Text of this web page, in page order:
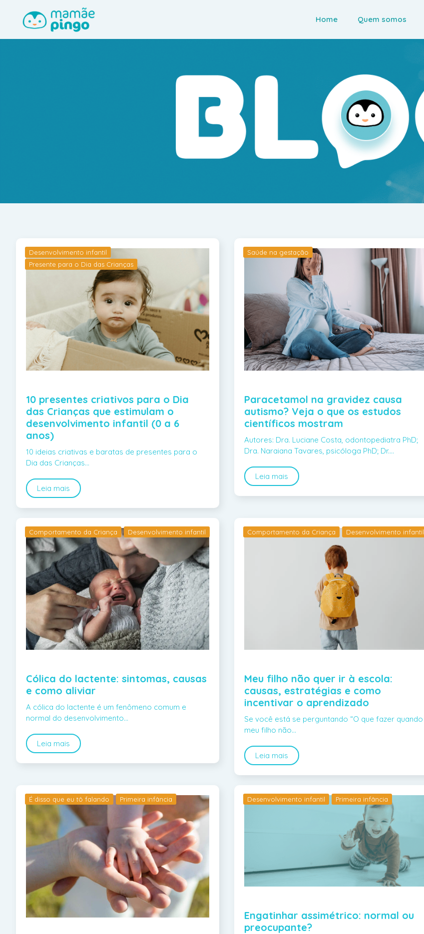
Home Quem somos
Desenvolvimento infantil
Presente para o Dia das Crianças
10 presentes criativos para o Dia
das Crianças que estimulam o
desenvolvimento infantil (0 a 6
anos)
10 ideias criativas e baratas de presentes para o
Dia das Crianças…
Leia mais
Saúde na gestação
Paracetamol na gravidez causa
autismo? Veja o que os estudos
científicos mostram
Autores: Dra. Luciane Costa, odontopediatra PhD;
Dra. Naraiana Tavares, psicóloga PhD; Dr.…
Leia mais
Comportamento da Criança Desenvolvimento infantil
Cólica do lactente: sintomas, causas
e como aliviar
A cólica do lactente é um fenômeno comum e
normal do desenvolvimento…
Leia mais
Comportamento da Criança Desenvolvimento infantil
Meu filho não quer ir à escola:
causas, estratégias e como
incentivar o aprendizado
Se você está se perguntando “O que fazer quando
meu filho não…
Leia mais
É disso que eu tô falando Primeira infância Desenvolvimento infantil Primeira infância
Engatinhar assimétrico: normal ou
preocupante?